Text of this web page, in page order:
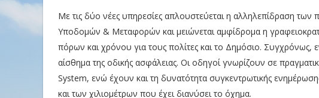
Με τις δύο νέες υπηρεσίες απλουστεύεται η αλληλεπίδραση των
Υποδομών & Μεταφορών και μειώνεται αμφίδρομα η
πόρων και χρόνου για τους πολίτες και το Δημόσιο. Συγχρόνως,
αίσθημα της οδικής ασφάλειας. Οι οδηγοί γνωρίζουν σε
System, ενώ έχουν και τη δυνατότητα συγκεντρωτικής
και των χιλιομέτρων που έχει διανύσει το όχημα.